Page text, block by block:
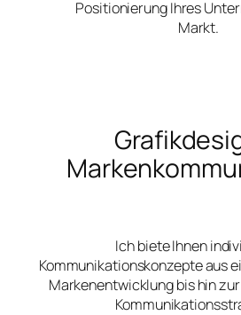
Positionierung Ihres
Markt.
Ich biete Ihnen
Kommunikationskonzepte aus
Markenentwicklung bis hin